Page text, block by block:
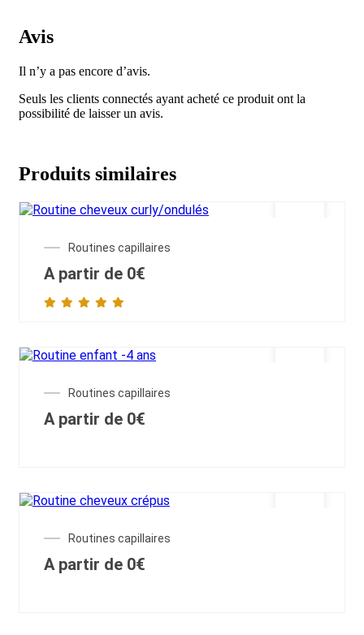
Avis
Il n’y a pas encore d’avis.
Seuls les clients connectés ayant acheté ce produit ont la
possibilité de laisser un avis.
Produits similaires
Routines capillaires
A partir de 0€
Routines capillaires
A partir de 0€
Routines capillaires
A partir de 0€